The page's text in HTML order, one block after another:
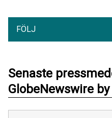
FÖLJ
Senaste
GlobeNewswire